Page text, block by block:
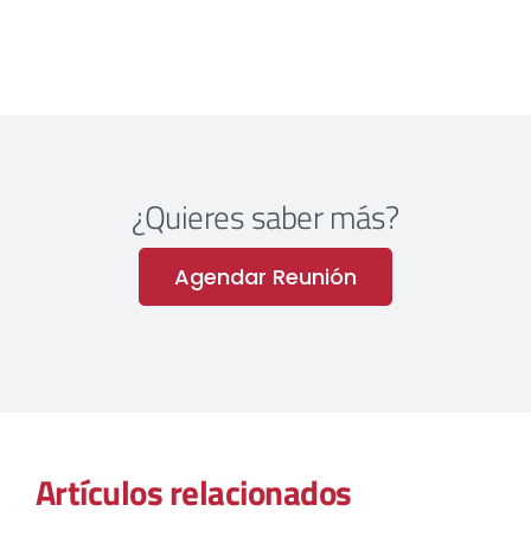
¿Quieres saber más?
Agendar Reunión
Artículos relacionados